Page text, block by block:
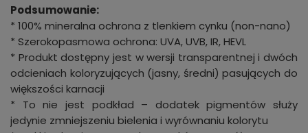
Podsumowanie:
* 100% mineralna ochrona z tlenkiem cynku (non-nano)
* Szerokopasmowa ochrona: UVA, UVB, IR, HEVL
* Produkt dostępny jest w wersji transparentnej i dwóch
odcieniach koloryzujących (jasny, średni) pasujących do
większości karnacji
* To nie jest podkład – dodatek pigmentów służy
jedynie zmniejszeniu bielenia i wyrównaniu kolorytu